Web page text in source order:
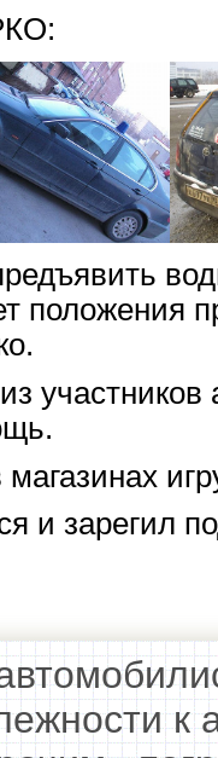
положения
и зарегил
к